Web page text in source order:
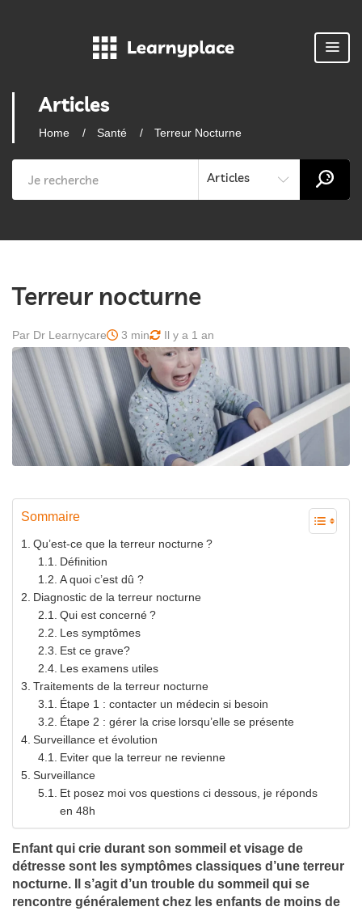
Articles
Home Santé Terreur Nocturne
Articles
Terreur nocturne
Par Dr Learnycare 3 min Il y a 1 an
Sommaire
Qu’est-ce que la terreur nocturne ?
Définition
A quoi c’est dû ?
Diagnostic de la terreur nocturne
Qui est concerné ?
Les symptômes
Est ce grave?
Les examens utiles
Traitements de la terreur nocturne
Étape 1 : contacter un médecin si besoin
Étape 2 : gérer la crise lorsqu’elle se présente
Surveillance et évolution
Eviter que la terreur ne revienne
Surveillance
Et posez moi vos questions ci dessous, je réponds
en 48h
Enfant qui crie durant son sommeil et visage de
détresse sont les symptômes classiques d’une terreur
nocturne. Il s’agit d’un trouble du sommeil qui se
rencontre généralement chez les enfants de moins de